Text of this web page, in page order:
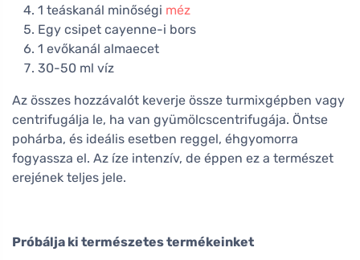
1 teáskanál minőségi méz
Egy csipet cayenne-i bors
1 evőkanál almaecet
30-50 ml víz
Az összes hozzávalót keverje össze turmixgépben vagy
centrifugálja le, ha van gyümölcscentrifugája. Öntse
pohárba, és ideális esetben reggel, éhgyomorra
fogyassza el. Az íze intenzív, de éppen ez a természet
erejének teljes jele.
Próbálja ki természetes termékeinket